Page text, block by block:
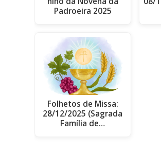
Padroeira 2025
Folhetos de Missa:
28/12/2025 (Sagrada
Família de…